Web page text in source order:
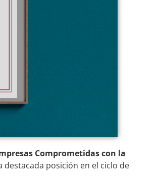
Comprometidas con la
posición en el ciclo de